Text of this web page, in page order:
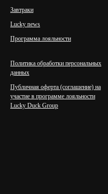
Завтраки
Lucky news
Программа лояльности
Политика обработки персональных
данных
Публичная оферта (соглашение) на
участие в программе лояльности
Lucky Duck Group